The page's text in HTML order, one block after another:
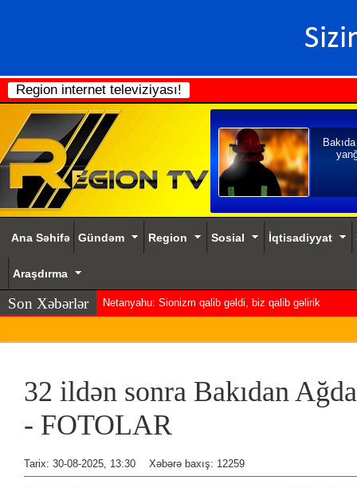
Region internet televiziyası!
Ana Səhifə Gündəm Region Sosial İqtisadiyyat
Araşdırma
Son Xəbərlər Netanyahu: Sionizm qalib gəldi, biz qalib gəlirik
32 ildən sonra Bakıdan
- FOTOLAR
Tarix: 30-08-2025, 13:30 Xəbərə baxış: 12259